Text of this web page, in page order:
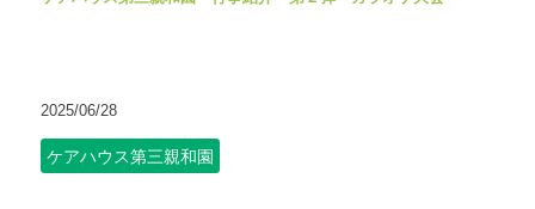
2025/06/28
ケアハウス第三親和園